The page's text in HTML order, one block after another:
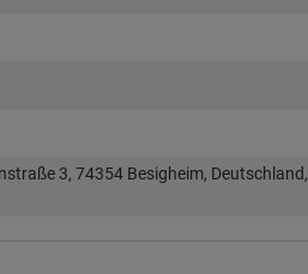
3, 74354 Besigheim, Deutschland,